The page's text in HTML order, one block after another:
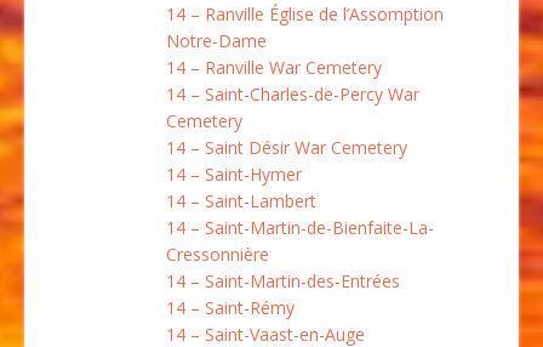
14 – Ranville Église de l’Assomption
Notre-Dame
14 – Ranville War Cemetery
14 – Saint-Charles-de-Percy War
Cemetery
14 – Saint Désir War Cemetery
14 – Saint-Hymer
14 – Saint-Lambert
14 – Saint-Martin-de-Bienfaite-La-
Cressonnière
14 – Saint-Martin-des-Entrées
14 – Saint-Rémy
14 – Saint-Vaast-en-Auge